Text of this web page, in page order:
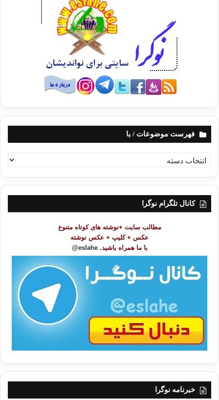
فهرست موضوعات / با
ه
ر
کانال تلگرام نوگرا
مطالب سایت +نوشته های کوتاه متنوع
عکس + کلیپ + عکس نوشته
با ما همراه باشید. eslahe@
خبرنامه نوگرا